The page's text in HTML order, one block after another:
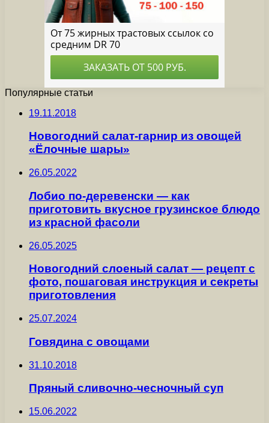
Популярные статьи
19.11.2018
Новогодний салат-гарнир из овощей
«Ёлочные шары»
26.05.2022
Лобио по-деревенски — как
приготовить вкусное грузинское блюдо
из красной фасоли
26.05.2025
Новогодний слоеный салат — рецепт с
фото, пошаговая инструкция и секреты
приготовления
25.07.2024
Говядина с овощами
31.10.2018
Пряный сливочно-чесночный суп
15.06.2022